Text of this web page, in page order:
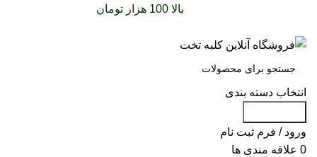
بالا 100 هزار تومان
انتخاب دسته بندی
ورود / فرم ثبت نام
0 علاقه مندی ها